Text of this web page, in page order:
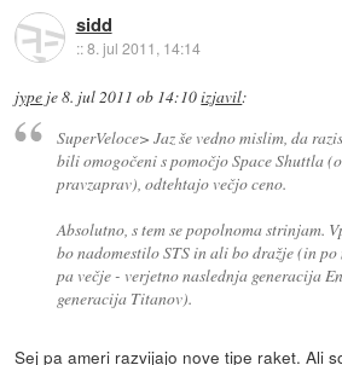
sidd
::8. jul 2011, 14:14
jype je8. jul 2011 ob 14:10izjavil:
SuperVeloce> Jaz še vedno mislim, da
bili omogočeni s pomočjo Space Shuttla
pravzaprav), odtehtajo večjo ceno.
Absolutno, s tem se popolnoma strinjam.
bo nadomestilo STS in ali bo dražje (in po
pa večje - verjetno naslednja generacija
generacija Titanov).
Sej pa ameri razvijajo nove tipe raket. Ali